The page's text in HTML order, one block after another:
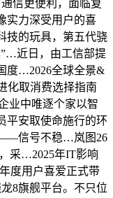
信更便利，面临复
实力深受用户的喜
技的玩具，第五代骁
近日，由工信部提
度…2026全球全景&
化取消费选择指南
业中唯逐个家以智
平安取使命施行的环
——信号不稳…岚图26
采…2025年IT影响
度用户喜爱正式带
8旗舰平台。不只位